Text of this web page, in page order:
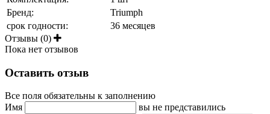
Бренд:
Triumph
срок годности:
36 месяцев
Отзывы (0)
Пока нет отзывов
Оставить отзыв
Все поля обязательны к заполнению
Имя
вы не представились